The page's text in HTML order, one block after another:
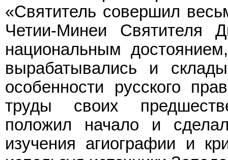
«Святитель совершил
Четии-Минеи Святителя
национальным
вырабатывались и
особенности русского
труды своих
положил начало и
изучения агиографии и